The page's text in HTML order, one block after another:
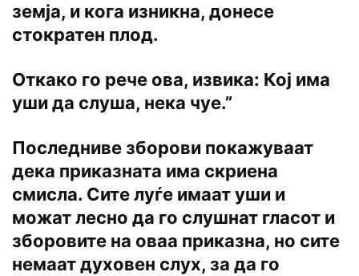
земја, и кога изникна, донесе
стократен плод.
Откако го рече ова, извика: Кој има
уши да слуша, нека чуе.”
Последниве зборови покажуваат
дека приказната има скриена
смисла. Сите луѓе имаат уши и
можат лесно да го слушнат гласот и
зборовите на оваа приказна, но сите
немаат духовен слух, за да го